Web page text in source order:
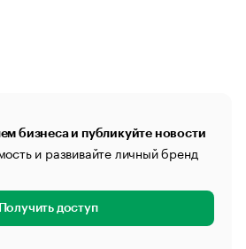
бизнеса и публикуйте новости
и развивайте личный бренд
Получить доступ